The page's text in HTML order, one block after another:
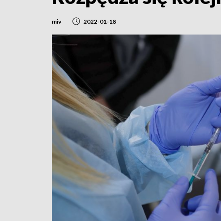
miv 2022-01-18